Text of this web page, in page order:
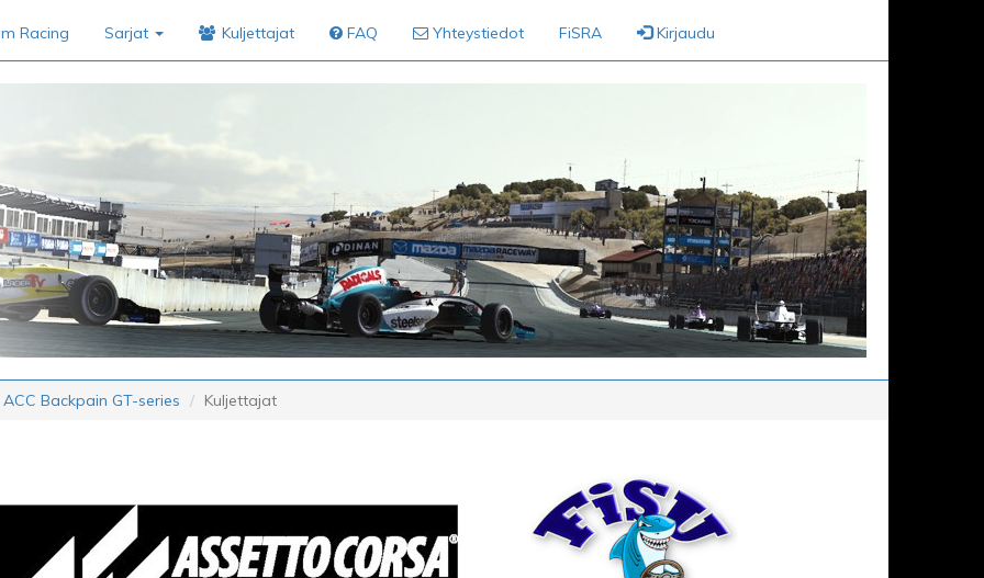
Racing Sarjat Kuljettajat FAQ Yhteystiedot FiSRA Kirjaudu
Backpain GT-series Kuljettajat